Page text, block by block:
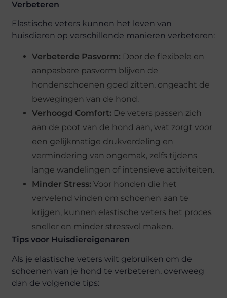
Verbeteren
Elastische veters kunnen het leven van
huisdieren op verschillende manieren verbeteren:
Verbeterde Pasvorm: Door de flexibele en
aanpasbare pasvorm blijven de
hondenschoenen goed zitten, ongeacht de
bewegingen van de hond.
Verhoogd Comfort: De veters passen zich
aan de poot van de hond aan, wat zorgt voor
een gelijkmatige drukverdeling en
vermindering van ongemak, zelfs tijdens
lange wandelingen of intensieve activiteiten.
Minder Stress: Voor honden die het
vervelend vinden om schoenen aan te
krijgen, kunnen elastische veters het proces
sneller en minder stressvol maken.
Tips voor Huisdiereigenaren
Als je elastische veters wilt gebruiken om de
schoenen van je hond te verbeteren, overweeg
dan de volgende tips: